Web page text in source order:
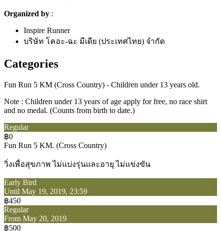
Organized by :
Inspire Runner
บริษัท โคอะ-ฉะ มีเดีย (ประเทศไทย) จำกัด
Categories
Fun Run 5 KM (Cross Country) - Children under 13 years old.
Note : Children under 13 years of age apply for free, no race shirt
and no medal. (Counts from birth to date.)
Regular
฿0
Fun Run 5 KM. (Cross Country)
วิ่งเพื่อสุขภาพ ไม่แบ่งรุ่นและอายุ ไม่แข่งขัน
Early Bird
Until May 19, 2019, 23:59
฿450
Regular
From May 20, 2019
฿500